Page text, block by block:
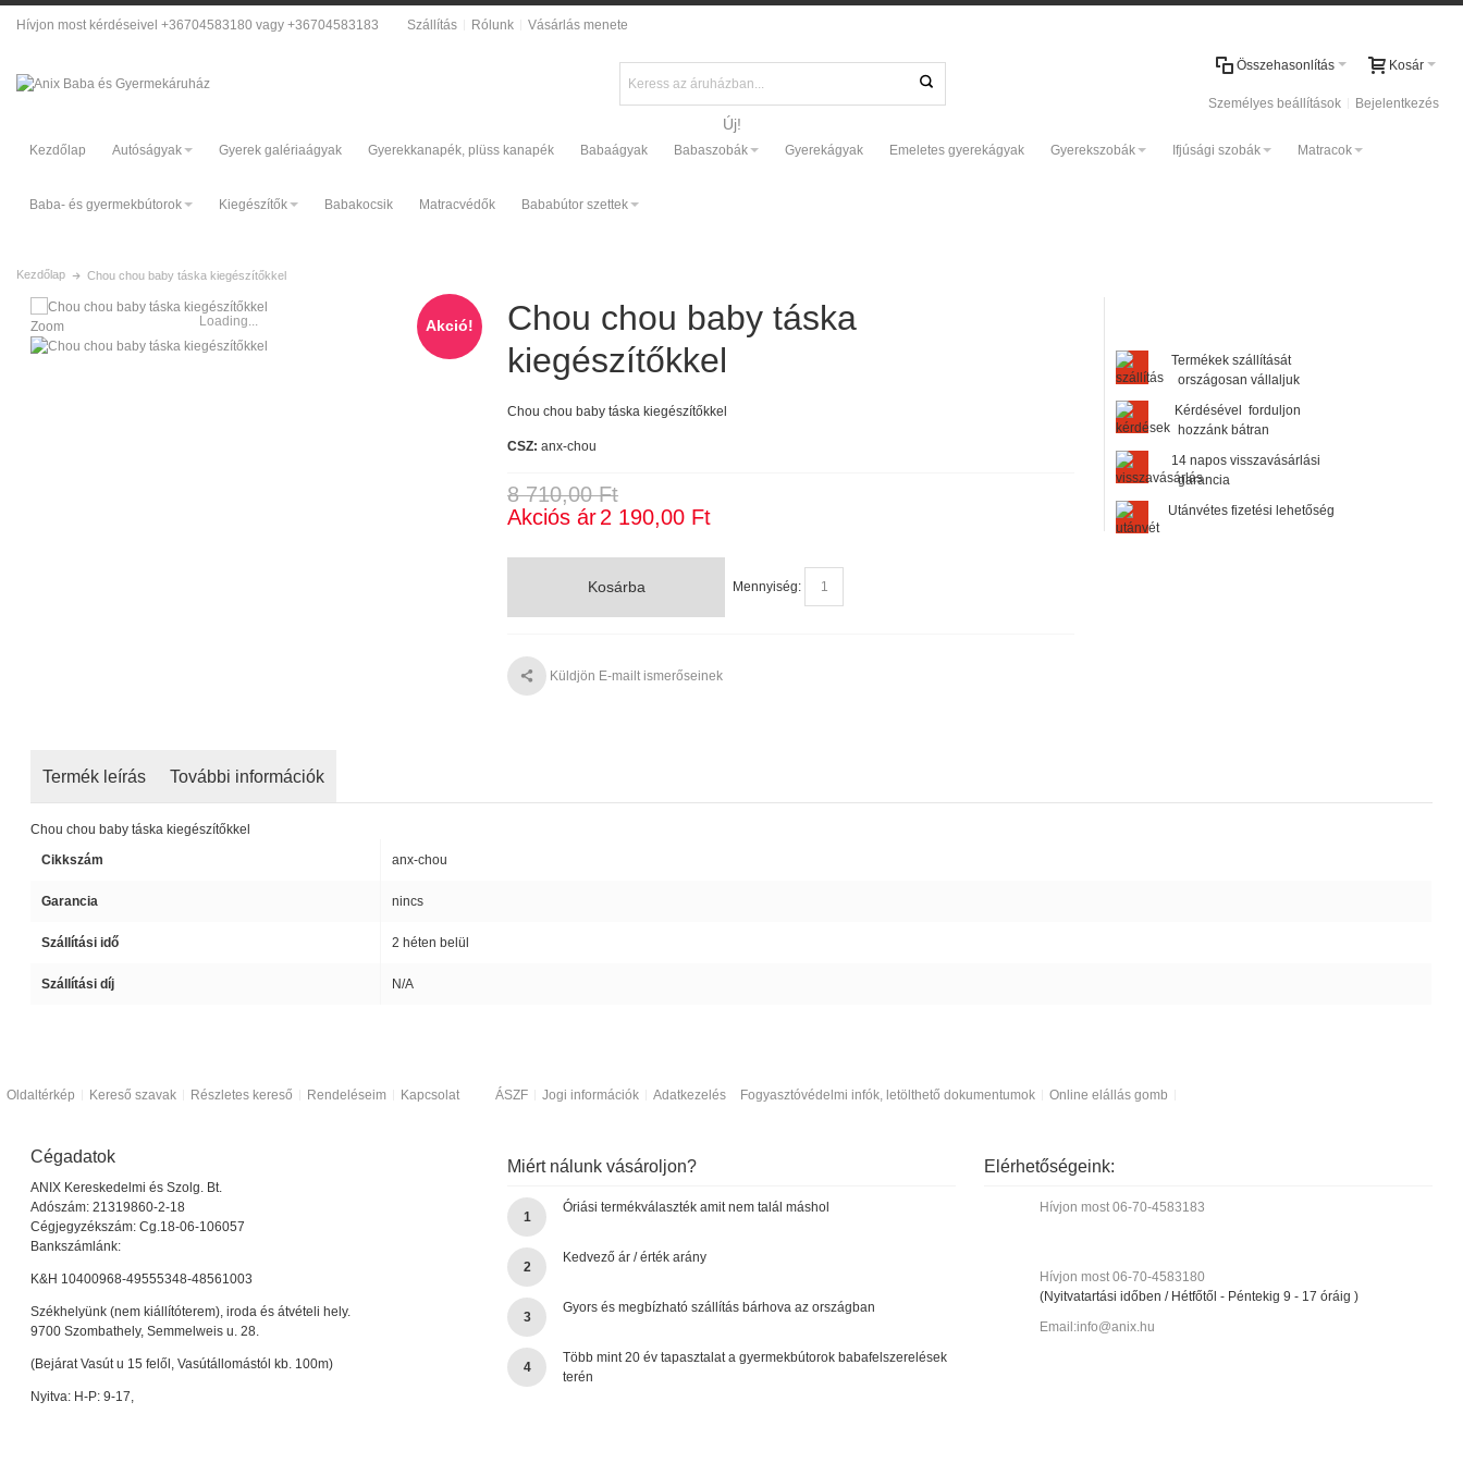
Hívjon most kérdéseivel +36704583180 vagy +36704583183 Szállítás Rólunk Vásárlás menete
Kosár
Összehasonlítás
Személyes beállítások Bejelentkezés
Kezdőlap Autóságyak Gyerek galériaágyak Gyerekkanapék, plüss kanapék Babaágyak Babaszobák
Új!
Gyerekágyak Emeletes gyerekágyak Gyerekszobák Ifjúsági szobák Matracok
Baba- és gyermekbútorok Kiegészítők Babakocsik Matracvédők Bababútor szettek
Kezdőlap Chou chou baby táska kiegészítőkkel
Loading...
Zoom Akció!
Chou chou baby táska
kiegészítőkkel
Chou chou baby táska kiegészítőkkel
CSZ:anx-chou
8 710,00 Ft
Akciós ár2 190,00 Ft
Mennyiség:
Kosárba
Küldjön E-mailt ismerőseinek
Termékek szállítását
országosan vállaljuk
Kérdésével forduljon
hozzánk bátran
14 napos visszavásárlási
garancia
Utánvétes fizetési lehetőség
Termék leírás További információk
Chou chou baby táska kiegészítőkkel
Cikkszám
anx-chou
Garancia nincs
Szállítási idő 2 héten belül
Szállítási díj N/A
Oldaltérkép Kereső szavak Részletes kereső Rendeléseim Kapcsolat ÁSZF Jogi információk Adatkezelés Fogyasztóvédelmi infók, letölthető dokumentumok Online elállás gomb
Cégadatok
ANIX Kereskedelmi és Szolg. Bt.
Adószám: 21319860-2-18
Cégjegyzékszám: Cg.18-06-106057
Bankszámlánk:
K&H 10400968-49555348-48561003
Székhelyünk (nem kiállítóterem), iroda és átvételi hely.
9700 Szombathely, Semmelweis u. 28.
(Bejárat Vasút u 15 felől, Vasútállomástól kb. 100m)
Nyitva: H-P: 9-17,
Miért nálunk vásároljon?
1
Óriási termékválaszték amit nem talál máshol
2
Kedvező ár / érték arány
3
Gyors és megbízható szállítás bárhova az országban
4
Több mint 20 év tapasztalat a gyermekbútorok babafelszerelések
terén
Elérhetőségeink:
Hívjon most 06-70-4583183
Hívjon most 06-70-4583180
(Nyitvatartási időben / Hétfőtől - Péntekig 9 - 17 óráig )
Email:info@anix.hu